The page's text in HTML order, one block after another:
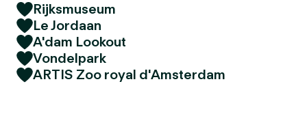
Rijksmuseum
Le Jordaan
A'dam Lookout
Vondelpark
ARTIS Zoo royal d'Amsterdam